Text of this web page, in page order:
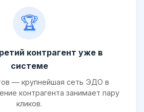
🏆
контрагент уже в
системе
— крупнейшая сеть ЭДО в
контрагента занимает пару
кликов.